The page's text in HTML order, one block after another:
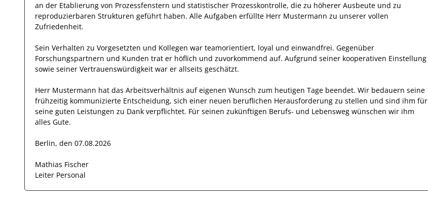
an der Etablierung von Prozessfenstern und statistischer Prozesskontrolle, die zu höherer Ausbeute und zu
reproduzierbaren Strukturen geführt haben. Alle Aufgaben erfüllte Herr Mustermann zu unserer vollen
Zufriedenheit.
Sein Verhalten zu Vorgesetzten und Kollegen war teamorientiert, loyal und einwandfrei. Gegenüber
Forschungspartnern und Kunden trat er höflich und zuvorkommend auf. Aufgrund seiner kooperativen Einstellung
sowie seiner Vertrauenswürdigkeit war er allseits geschätzt.
Herr Mustermann hat das Arbeitsverhältnis auf eigenen Wunsch zum heutigen Tage beendet. Wir bedauern seine
frühzeitig kommunizierte Entscheidung, sich einer neuen beruflichen Herausforderung zu stellen und sind ihm für
seine guten Leistungen zu Dank verpflichtet. Für seinen zukünftigen Berufs- und Lebensweg wünschen wir ihm
alles Gute.
Berlin, den 07.08.2026
Mathias Fischer
Leiter Personal